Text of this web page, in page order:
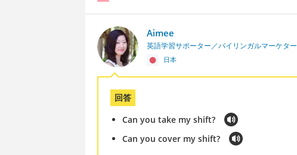
Aimee
英語学習サポーター／バイリンガルマーケター
日本
回答
Can you take my shift?
Can you cover my shift?